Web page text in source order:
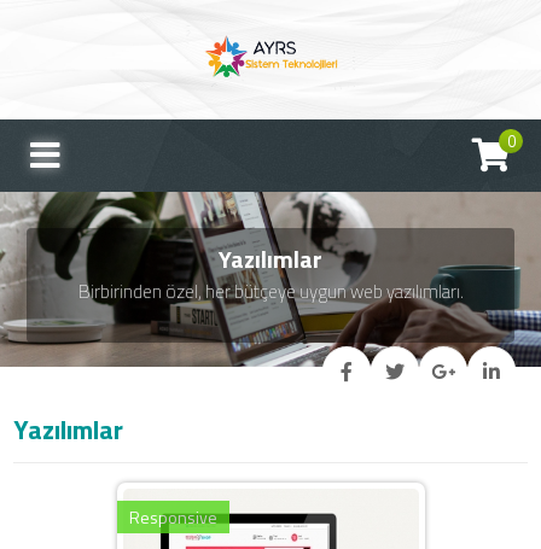
0
Yazılımlar
Birbirinden özel, her bütçeye uygun web yazılımları.
Yazılımlar
Responsive